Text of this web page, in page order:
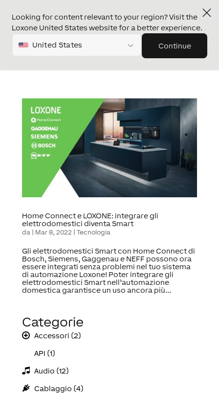
Looking for content relevant to your region? Visit the
Loxone United States website for a better experience.
United States Continue
Home Connect e LOXONE: integrare gli
elettrodomestici diventa Smart
da | Mar 8, 2022 | Tecnologia
Gli elettrodomestici Smart con Home Connect di
Bosch, Siemens, Gaggenau e NEFF possono ora
essere integrati senza problemi nel tuo sistema
di automazione Loxone! Poter integrare gli
elettrodomestici Smart nell’automazione
domestica garantisce un uso ancora più...
Categorie
Accessori (2)
API (1)
Audio (12)
Cablaggio (4)